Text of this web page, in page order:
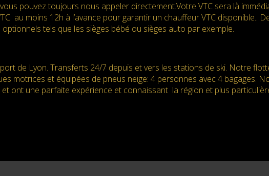
pouvez toujours nous appeler directement.Votre VTC sera là
au moins 12h à l’avance pour garantir un chauffeur VTC disponible..
tels que les sièges bébé ou sièges auto par exemple.
de Lyon. Transferts 24/7 depuis et vers les stations de ski. Notre
motrices et équipées de pneus neige: 4 personnes avec 4 bagages.
ont une parfaite expérience et connaissant la région et plus